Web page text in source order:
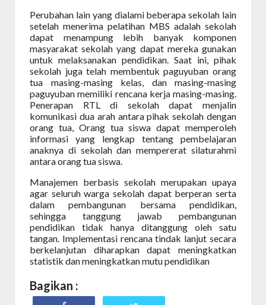
Perubahan lain yang dialami beberapa sekolah lain
setelah menerima pelatihan MBS adalah sekolah
dapat menampung lebih banyak komponen
masyarakat sekolah yang dapat mereka gunakan
untuk melaksanakan pendidikan. Saat ini, pihak
sekolah juga telah membentuk paguyuban orang
tua masing-masing kelas, dan masing-masing
paguyuban memiliki rencana kerja masing-masing.
Penerapan RTL di sekolah dapat menjalin
komunikasi dua arah antara pihak sekolah dengan
orang tua, Orang tua siswa dapat memperoleh
informasi yang lengkap tentang pembelajaran
anaknya di sekolah dan mempererat silaturahmi
antara orang tua siswa.
Manajemen berbasis sekolah merupakan upaya
agar seluruh warga sekolah dapat berperan serta
dalam pembangunan bersama pendidikan,
sehingga tanggung jawab pembangunan
pendidikan tidak hanya ditanggung oleh satu
tangan. Implementasi rencana tindak lanjut secara
berkelanjutan diharapkan dapat meningkatkan
statistik dan meningkatkan mutu pendidikan
Bagikan :